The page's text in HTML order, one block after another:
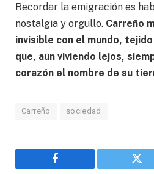
Recordar la emigración es
nostalgia y orgullo. Carreño
invisible con el mundo,
que, aun viviendo lejos,
corazón el nombre de su
Carreño sociedad
Facebook